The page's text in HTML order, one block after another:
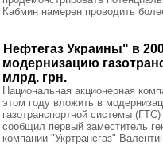
Кабмин намерен проводить
Нефтегаз Украины" в
модернизацию
млрд. грн.
Национальная акционерная
этом году вложить в
газотранспортной системы
сообщил первый заместитель
компании "Укртрансгаз"